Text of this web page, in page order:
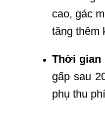
cao, gác
tăng thêm
Thời gian
gấp sau
phụ thu